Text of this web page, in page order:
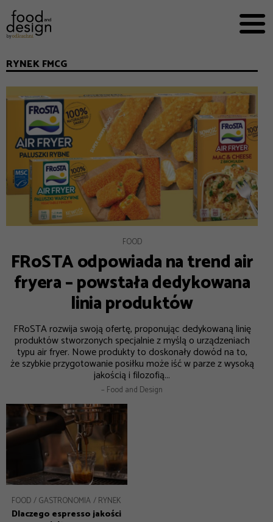


EKSPERCI
FOOD WORKING
E-BOOKI
O NAS
REKLAMA
RYNEK FMCG
FOOD
FRoSTA odpowiada na trend air
fryera – powstała dedykowana
linia produktów
FRoSTA rozwija swoją ofertę, proponując dedykowaną linię
produktów stworzonych specjalnie z myślą o urządzeniach
typu air fryer. Nowe produkty to doskonały dowód na to,
że szybkie przygotowanie posiłku może iść w parze z wysoką
jakością i filozofią...
– Food and Design
FOOD GASTRONOMIA RYNEK
Dlaczego espresso jakości